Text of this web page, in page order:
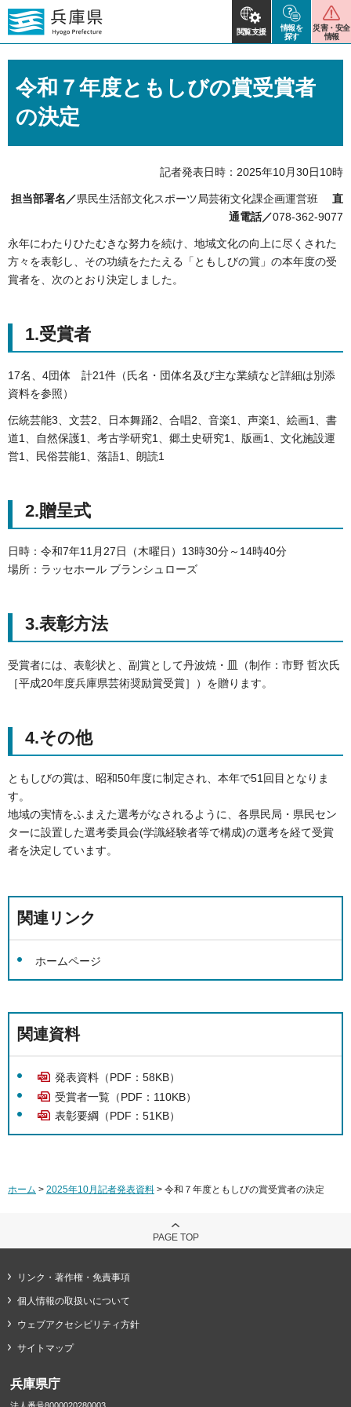
閲覧支援
情報を
探す
災害・安全
情報
令和７年度ともしびの賞受賞者
の決定
記者発表日時：2025年10月30日10時
担当部署名／県民生活部文化スポーツ局芸術文化課企画運営班 直
通電話／078-362-9077
永年にわたりひたむきな努力を続け、地域文化の向上に尽くされた
方々を表彰し、その功績をたたえる「ともしびの賞」の本年度の受
賞者を、次のとおり決定しました。
1.受賞者
17名、4団体 計21件（氏名・団体名及び主な業績など詳細は別添
資料を参照）
伝統芸能3、文芸2、日本舞踊2、合唱2、音楽1、声楽1、絵画1、書
道1、自然保護1、考古学研究1、郷土史研究1、版画1、文化施設運
営1、民俗芸能1、落語1、朗読1
2.贈呈式
日時：令和7年11月27日（木曜日）13時30分～14時40分
場所：ラッセホール ブランシュローズ
3.表彰方法
受賞者には、表彰状と、副賞として丹波焼・皿（制作：市野 哲次氏
［平成20年度兵庫県芸術奨励賞受賞］）を贈ります。
4.その他
ともしびの賞は、昭和50年度に制定され、本年で51回目となりま
す。
地域の実情をふまえた選考がなされるように、各県民局・県民セン
ターに設置した選考委員会(学識経験者等で構成)の選考を経て受賞
者を決定しています。
関連リンク
ホームページ
関連資料
発表資料（PDF：58KB）
受賞者一覧（PDF：110KB）
表彰要綱（PDF：51KB）
ホーム > 2025年10月記者発表資料 > 令和７年度ともしびの賞受賞者の決定
PAGE TOP
リンク・著作権・免責事項
個人情報の取扱いについて
ウェブアクセシビリティ方針
サイトマップ
兵庫県庁